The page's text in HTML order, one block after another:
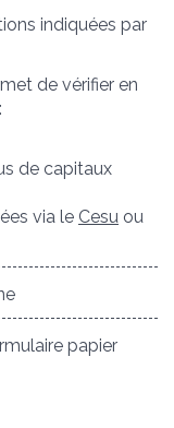
indiquées par
de vérifier en
de capitaux
via le Cesu ou
papier